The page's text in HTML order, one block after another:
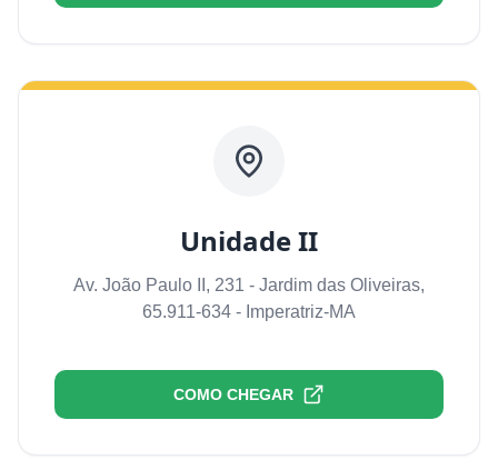
Unidade II
Av. João Paulo II, 231 - Jardim das Oliveiras,
65.911-634 - Imperatriz-MA
COMO CHEGAR